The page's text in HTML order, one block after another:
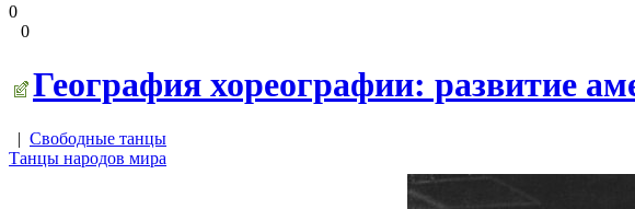
0
0
География хореографии: развитие
| Свободные танцы
Танцы народов мира